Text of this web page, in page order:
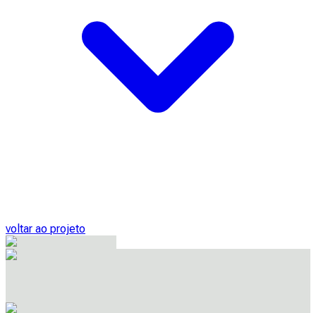
voltar ao projeto